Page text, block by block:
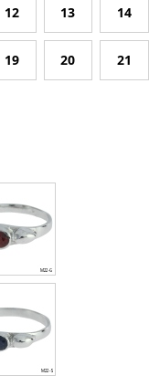
12 13 14
19 20 21